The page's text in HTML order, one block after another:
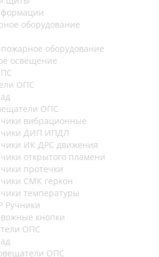
оборудование
оборудование
освещение
ОПС
ОПС
вибрационные
ДИП ИПДЛ
ИК ДРС движения
открытого пламени
протечки
СМК геркон
температуры
Ручники
кнопки
ОПС
ОПС